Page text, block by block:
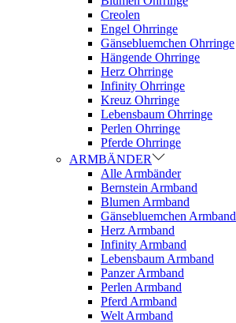
Creolen
Engel Ohrringe
Gänsebluemchen Ohrringe
Hängende Ohrringe
Herz Ohrringe
Infinity Ohrringe
Kreuz Ohrringe
Lebensbaum Ohrringe
Perlen Ohrringe
Pferde Ohrringe
ARMBÄNDER
Alle Armbänder
Bernstein Armband
Blumen Armband
Gänsebluemchen Armband
Herz Armband
Infinity Armband
Lebensbaum Armband
Panzer Armband
Perlen Armband
Pferd Armband
Welt Armband